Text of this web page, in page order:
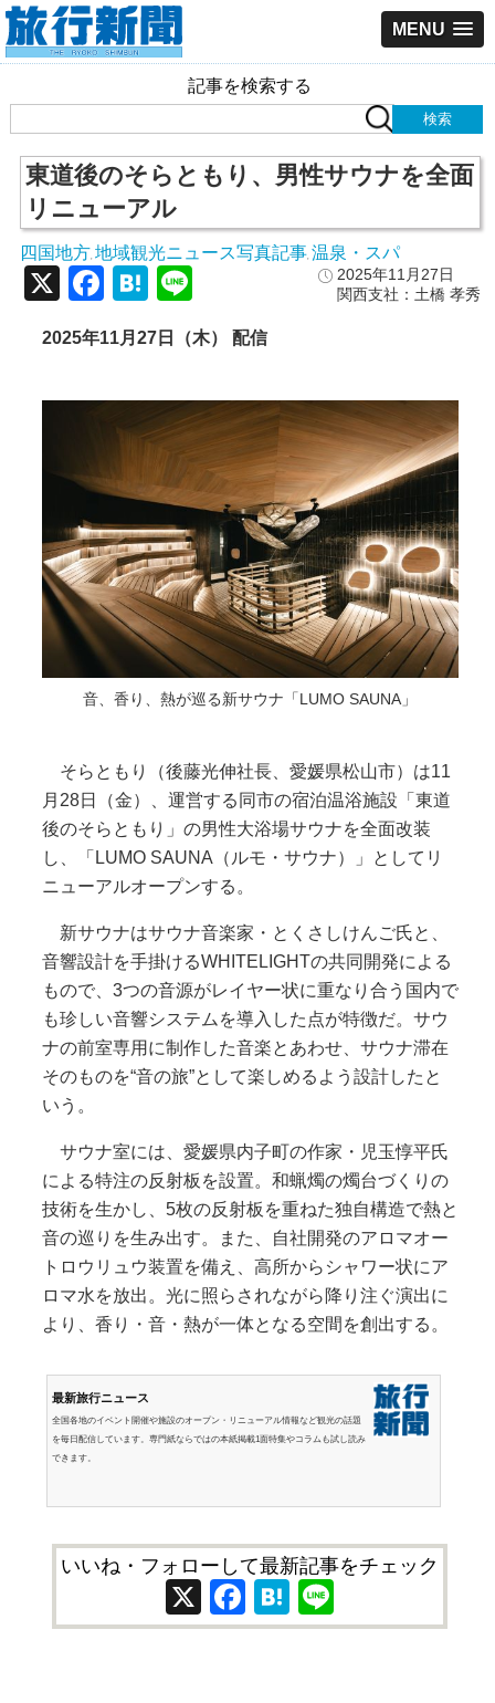
MENU
記事を検索する
東道後のそらともり、男性サウナを全面
リニューアル
四国地方 地域観光ニュース写真記事, 温泉・スパ
2025年11月27日
関西支社：土橋 孝秀
X Facebook
Hatena
2025年11月27日（木） 配信
音、香り、熱が巡る新サウナ「LUMO SAUNA」
そらともり（後藤光伸社長、愛媛県松山市）は11
月28日（金）、運営する同市の宿泊温浴施設「東道
後のそらともり」の男性大浴場サウナを全面改装
し、「LUMO SAUNA（ルモ・サウナ）」としてリ
ニューアルオープンする。
新サウナはサウナ音楽家・とくさしけんご氏と、
音響設計を手掛けるWHITELIGHTの共同開発による
もので、3つの音源がレイヤー状に重なり合う国内で
も珍しい音響システムを導入した点が特徴だ。サウ
ナの前室専用に制作した音楽とあわせ、サウナ滞在
そのものを“音の旅”として楽しめるよう設計したと
いう。
サウナ室には、愛媛県内子町の作家・児玉惇平氏
による特注の反射板を設置。和蝋燭の燭台づくりの
技術を生かし、5枚の反射板を重ねた独自構造で熱と
音の巡りを生み出す。また、自社開発のアロマオー
トロウリュウ装置を備え、高所からシャワー状にア
ロマ水を放出。光に照らされながら降り注ぐ演出に
より、香り・音・熱が一体となる空間を創出する。
最新旅行ニュース
全国各地のイベント開催や施設のオープン・リニューアル情報など観光の話題
を毎日配信しています。専門紙ならではの本紙掲載1面特集やコラムも試し読み
できます。
いいね・フォローして最新記事をチェック
X Facebook
Hatena